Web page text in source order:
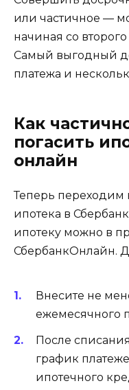
или частичное —
начиная со
Самый выгодный
платежа и
Как
погасить
онлайн
Теперь переходим
ипотека в
ипотеку можно в
СбербанкОнлайн.
Внесите не
ежемесячного
После
график
ипотечного